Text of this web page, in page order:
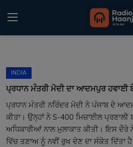
Home
Punjabi Podcast
Kitaab Kahani
INDIA
ਪ੍ਰਧਾਨ ਮੰਤਰੀ ਮੋਦੀ ਦਾ ਆਦਮਪੁਰ ਹਵਾਈ
ਪ੍ਰਧਾਨ ਮੰਤਰੀ ਨਰਿੰਦਰ ਮੋਦੀ ਨੇ ਪੰਜਾਬ ਦੇ
ਕੀਤਾ। ਉਨ੍ਹਾਂ ਨੇ S-400 ਮਿਜ਼ਾਈਲ
ਅਧਿਕਾਰੀਆਂ ਨਾਲ ਮੁਲਾਕਾਤ ਕੀਤੀ। ਇਸ ਦੌਰੇ
ਵਿੱਚ ਤਣਾਅ ਨੂੰ ਨਵੀਂ ਰੁਖ ਦੇਣ ਦਾ ਸੰਕੇਤ ਦਿੱਤਾ ਹੈ